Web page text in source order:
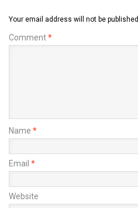
Your email address will not be published.
Comment*
Name *
Email *
Website